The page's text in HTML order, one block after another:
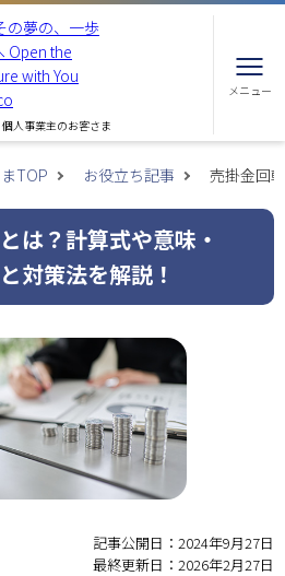
人事業主のお客さま
メニュー
TOP お役立ち記事 売掛金回
は？計算式や意味・
対策法を解説！
記事公開日：2024年9月27日
最終更新日：2026年2月27日